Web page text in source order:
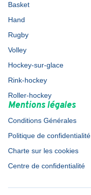
Basket
Hand
Rugby
Volley
Hockey-sur-glace
Rink-hockey
Roller-hockey
Mentions légales
Conditions Générales
Politique de confidentialité
Charte sur les cookies
Centre de confidentialité